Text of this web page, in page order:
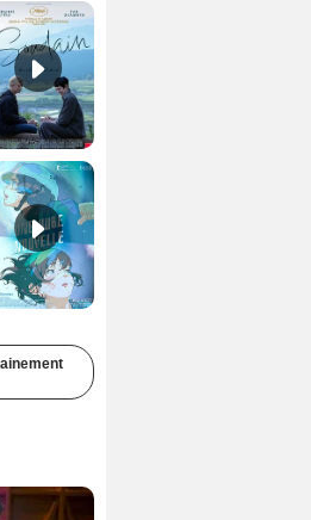
Une aube nouvelle Bande-annonce VO STFR